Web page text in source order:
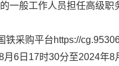
一般工作人员担任高级职
铁采购平台https://
月 6 日 17时30分至2024年8